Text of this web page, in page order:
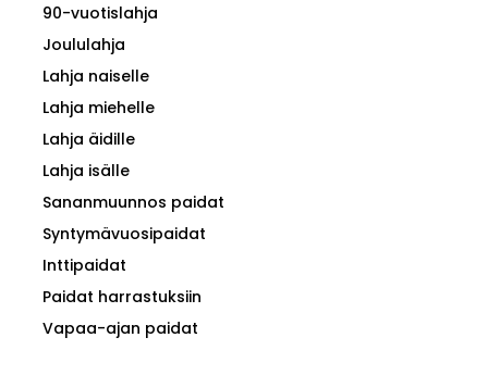
90-vuotislahja
Joululahja
Lahja naiselle
Lahja miehelle
Lahja äidille
Lahja isälle
Sananmuunnos paidat
Syntymävuosipaidat
Inttipaidat
Paidat harrastuksiin
Vapaa-ajan paidat